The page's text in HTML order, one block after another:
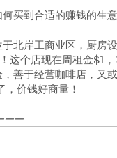
买到合适的赚钱的生意
北岸工商业区，厨房
这个店现在周租金$1
善于经营咖啡店，又
价钱好商量！